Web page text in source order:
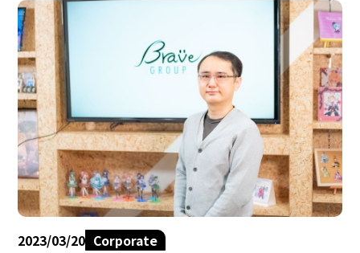
2023/03/20 Corporate